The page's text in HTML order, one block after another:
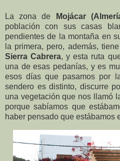
La zonade Mojácar
población con sus casas
pendientes de la montaña en
la primera, pero, además,
Sierra Cabrera, y esta ruta
una de esas pedanías, y es
esos días que pasamos por
sendero es distinto, discurre
una vegetación que nos llamó
porque sabíamos que
haber pensado que estábamos